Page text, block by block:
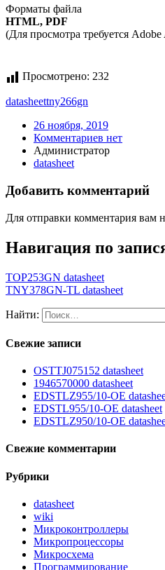
Форматы файла
HTML, PDF
(Для просмотра требуется
Просмотрено: 232
datasheettny266gn
26 ноября, 2019
Комментариев нет
Администратор
datasheet
Добавить комментарий
Для отправки комментария вам
Навигация по
TOP253GN datasheet
TNY378GN-TL datasheet
Найти:
Свежие записи
OSTTJ075152 datasheet
1946570000 datasheet
EDSTLZ955/10-OE
EDSTL955/10-OE datasheet
EDSTLZ950/10-OE
Свежие комментарии
Рубрики
datasheet
wiki
Микроконтроллеры
Микропроцессоры
Микросхема
Программирование